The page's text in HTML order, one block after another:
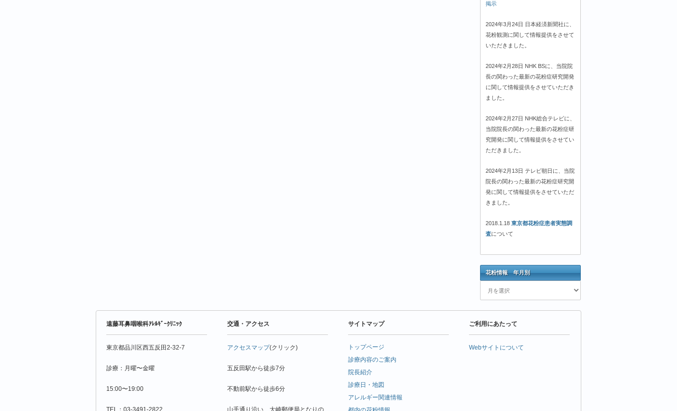
掲示
2024年3月24日 日本経済新聞社に、
花粉観測に関して情報提供をさせて
いただきました。
2024年2月28日 NHK BSに、当院院
長の関わった最新の花粉症研究開発
に関して情報提供をさせていただき
ました。
2024年2月27日 NHK総合テレビに、
当院院長の関わった最新の花粉症研
究開発に関して情報提供をさせてい
ただきました。
2024年2月13日 テレビ朝日に、当院
院長の関わった最新の花粉症研究開
発に関して情報提供をさせていただ
きました。
2018.1.18 東京都花粉症患者実態調
査について
花粉情報 年月別
花
粉
年
月
別
遠藤耳鼻咽喉科ｱﾚﾙｷﾞｰｸﾘﾆｯｸ
東京都品川区西五反田2-32-7
診療：月曜〜金曜
15:00〜19:00
TEL：03-3491-2822
交通・アクセス
アクセスマップ(クリック)
五反田駅から徒歩7分
不動前駅から徒歩6分
山手通り沿い、大崎郵便局となりの
サイトマップ
トップページ
診療内容のご案内
院長紹介
診療日・地図
アレルギー関連情報
ご利用にあたって
Webサイトについて